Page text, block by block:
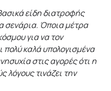
είδη διατροφής
σενάρια. Όποια μέτρα
για να τον
πολύ καλά υπολογισμένα
στις αγορές ότι η
λόγους τινάζει την